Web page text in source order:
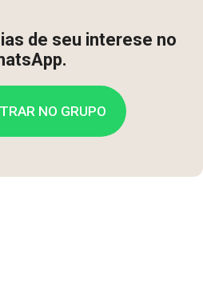
de seu interese no
NO GRUPO